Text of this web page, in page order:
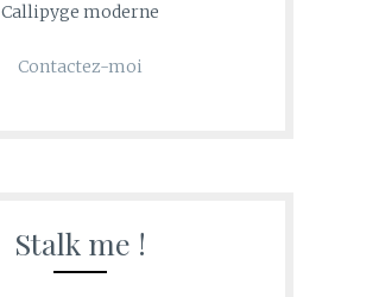
Callipyge moderne
Contactez-moi
Stalk me !